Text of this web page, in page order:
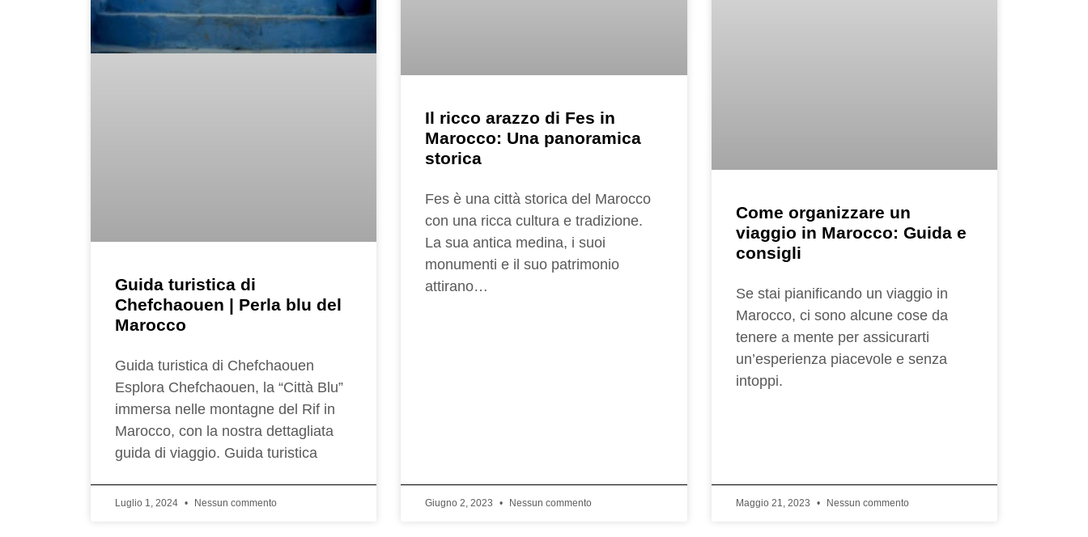
Guida turistica di
Chefchaouen | Perla blu del
Marocco
Guida turistica di Chefchaouen
Esplora Chefchaouen, la “Città Blu”
immersa nelle montagne del Rif in
Marocco, con la nostra dettagliata
guida di viaggio. Guida turistica
Luglio 1, 2024 Nessun commento
Il ricco arazzo di Fes in
Marocco: Una panoramica
storica
Fes è una città storica del Marocco
con una ricca cultura e tradizione.
La sua antica medina, i suoi
monumenti e il suo patrimonio
attirano…
Giugno 2, 2023 Nessun commento
Come organizzare un
viaggio in Marocco: Guida e
consigli
Se stai pianificando un viaggio in
Marocco, ci sono alcune cose da
tenere a mente per assicurarti
un’esperienza piacevole e senza
intoppi.
Maggio 21, 2023 Nessun commento